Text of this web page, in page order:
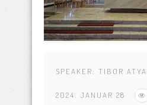
SPEAKER: TIBOR ATYA
2024. JANUAR 28